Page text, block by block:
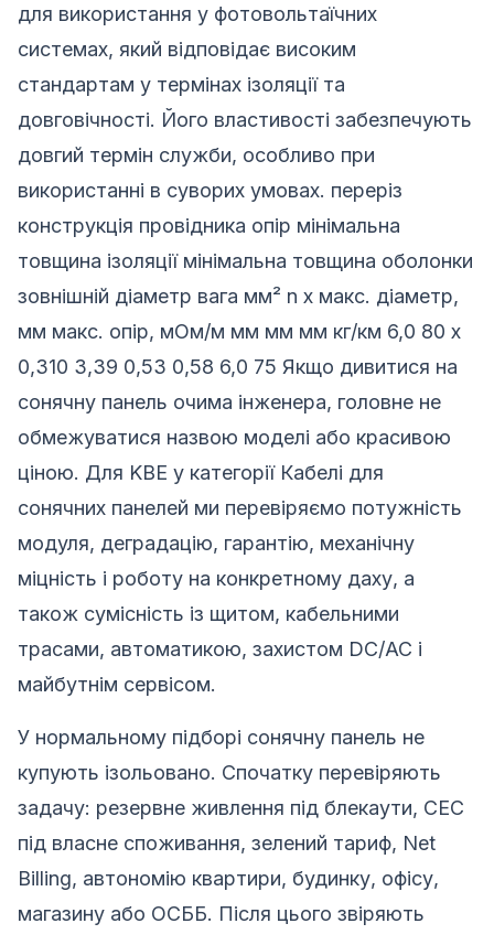
для використання у фотовольтаїчних
системах, який відповідає високим
стандартам у термінах ізоляції та
довговічності. Його властивості забезпечують
довгий термін служби, особливо при
використанні в суворих умовах. переріз
конструкція провідника опір мінімальна
товщина ізоляції мінімальна товщина оболонки
зовнішній діаметр вага мм² n x макс. діаметр,
мм макс. опір, мОм/м мм мм мм кг/км 6,0 80 x
0,310 3,39 0,53 0,58 6,0 75 Якщо дивитися на
сонячну панель очима інженера, головне не
обмежуватися назвою моделі або красивою
ціною. Для KBE у категорії Кабелі для
сонячних панелей ми перевіряємо потужність
модуля, деградацію, гарантію, механічну
міцність і роботу на конкретному даху, а
також сумісність із щитом, кабельними
трасами, автоматикою, захистом DC/AC і
майбутнім сервісом.
У нормальному підборі сонячну панель не
купують ізольовано. Спочатку перевіряють
задачу: резервне живлення під блекаути, СЕС
під власне споживання, зелений тариф, Net
Billing, автономію квартири, будинку, офісу,
магазину або ОСББ. Після цього звіряють